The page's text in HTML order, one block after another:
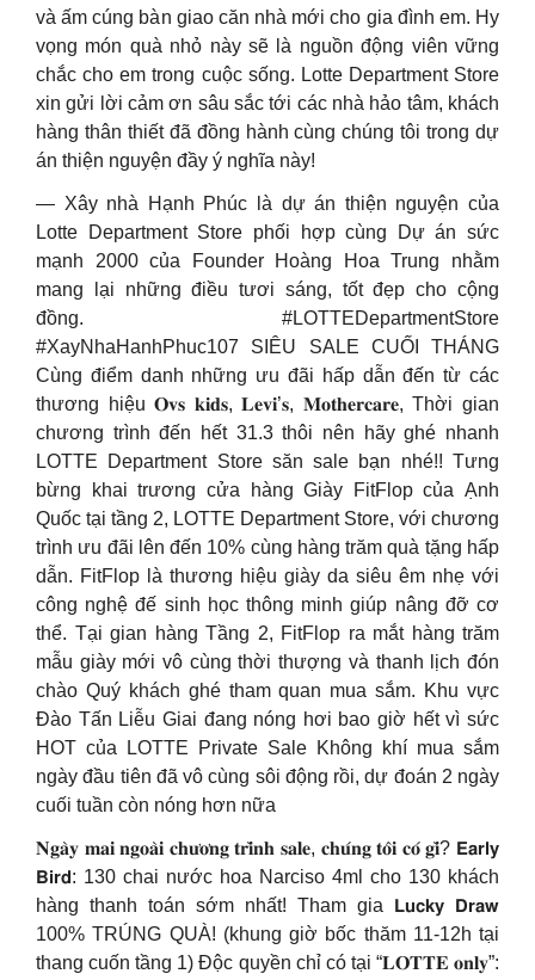
và ấm cúng bàn giao căn nhà mới cho gia đình em. Hy
vọng món quà nhỏ này sẽ là nguồn động viên vững
chắc cho em trong cuộc sống. Lotte Department Store
xin gửi lời cảm ơn sâu sắc tới các nhà hảo tâm, khách
hàng thân thiết đã đồng hành cùng chúng tôi trong dự
án thiện nguyện đầy ý nghĩa này!
— Xây nhà Hạnh Phúc là dự án thiện nguyện của
Lotte Department Store phối hợp cùng Dự án sức
mạnh 2000 của Founder Hoàng Hoa Trung nhằm
mang lại những điều tươi sáng, tốt đẹp cho cộng
đồng. #LOTTEDepartmentStore
#XayNhaHanhPhuc107 SIÊU SALE CUỐI THÁNG
Cùng điểm danh những ưu đãi hấp dẫn đến từ các
thương hiệu 𝐎𝐯𝐬 𝐤𝐢𝐝𝐬, 𝐋𝐞𝐯𝐢’𝐬, 𝐌𝐨𝐭𝐡𝐞𝐫𝐜𝐚𝐫𝐞, Thời gian
chương trình đến hết 31.3 thôi nên hãy ghé nhanh
LOTTE Department Store săn sale bạn nhé!! Tưng
bừng khai trương cửa hàng Giày FitFlop của Ạnh
Quốc tại tầng 2, LOTTE Department Store, với chương
trình ưu đãi lên đến 10% cùng hàng trăm quà tặng hấp
dẫn. FitFlop là thương hiệu giày da siêu êm nhẹ với
công nghệ đế sinh học thông minh giúp nâng đỡ cơ
thể. Tại gian hàng Tầng 2, FitFlop ra mắt hàng trăm
mẫu giày mới vô cùng thời thượng và thanh lịch đón
chào Quý khách ghé tham quan mua sắm. Khu vực
Đào Tấn Liễu Giai đang nóng hơi bao giờ hết vì sức
HOT của LOTTE Private Sale Không khí mua sắm
ngày đầu tiên đã vô cùng sôi động rồi, dự đoán 2 ngày
cuối tuần còn nóng hơn nữa
𝐍𝐠𝐚̀𝐲 𝐦𝐚𝐢 𝐧𝐠𝐨𝐚̀𝐢 𝐜𝐡𝐮̛𝐨̛𝐧𝐠 𝐭𝐫𝐢̀𝐧𝐡 𝐬𝐚𝐥𝐞, 𝐜𝐡𝐮́𝐧𝐠 𝐭𝐨̂𝐢 𝐜𝐨́ 𝐠𝐢̀? 𝗘𝗮𝗿𝗹𝘆
𝗕𝗶𝗿𝗱: 130 chai nước hoa Narciso 4ml cho 130 khách
hàng thanh toán sớm nhất! Tham gia 𝗟𝘂𝗰𝗸𝘆 𝗗𝗿𝗮𝘄
100% TRÚNG QUÀ! (khung giờ bốc thăm 11-12h tại
thang cuốn tầng 1) Độc quyền chỉ có tại “𝐋𝐎𝐓𝐓𝐄 𝐨𝐧𝐥𝐲”: